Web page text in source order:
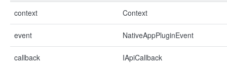
context Context
event NativeAppPluginEvent
callback IApiCallback